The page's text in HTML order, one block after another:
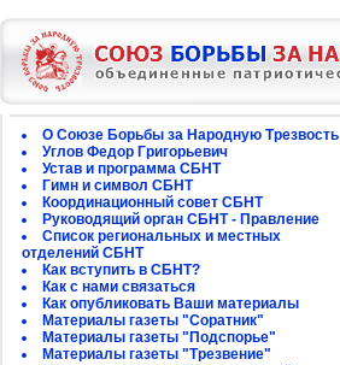
О Союзе Борьбы за Народную Трезвость
Углов Федор Григорьевич
Устав и программа СБНТ
Гимн и символ СБНТ
Координационный совет СБНТ
Руководящий орган СБНТ - Правление
Список региональных и местных
отделений СБНТ
Как вступить в СБНТ?
Как с нами связаться
Как опубликовать Ваши материалы
Материалы газеты "Соратник"
Материалы газеты "Подспорье"
Материалы газеты "Трезвение"